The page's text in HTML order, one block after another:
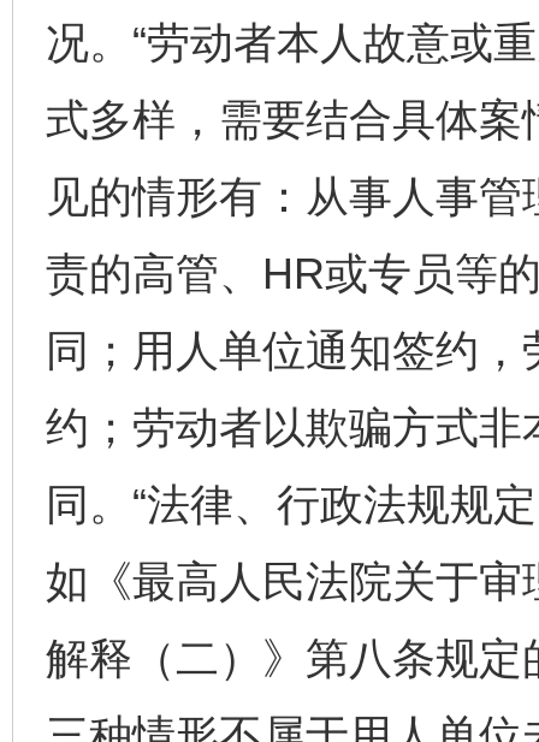
况。“劳动者本人故意或
式多样，需要结合具体
见的情形有：从事人事
责的高管、HR或专员等
同；用人单位通知签约
约；劳动者以欺骗方式
同。“法律、行政法规规
如《最高人民法院关于
解释（二）》第八条规